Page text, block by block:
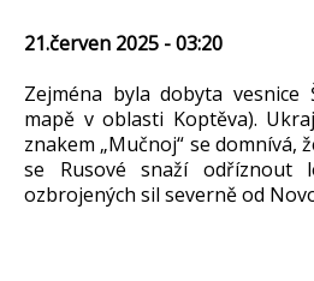
21.červen 2025 - 03:20
Zejména byla dobyta vesnice
mapě v oblasti Koptěva).
znakem „Mučnoj“ se domnívá,
se Rusové snaží odříznout
ozbrojených sil severně od